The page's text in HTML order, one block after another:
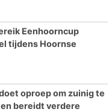
Eenhoorncup
tijdens Hoornse
oproep om zuinig te
bereidt verdere